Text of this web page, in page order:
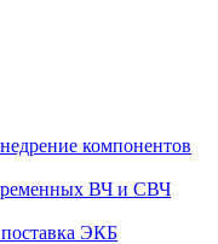
компонентов
ВЧ и СВЧ
ЭКБ